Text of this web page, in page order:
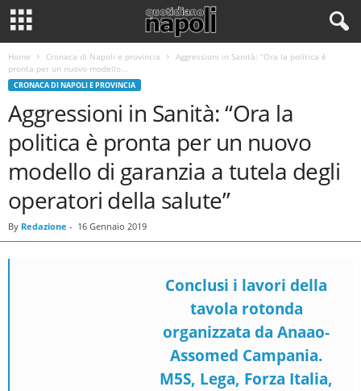
Home Cronaca di Napoli e provincia
Aggressioni in Sanità: “Ora la politica è
pronta per un nuovo modello...
CRONACA DI NAPOLI E PROVINCIA
Aggressioni in Sanità: “Ora la
politica è pronta per un nuovo
modello di garanzia a tutela degli
operatori della salute”
By Redazione - 16 Gennaio 2019
Conclusi i lavori della
tavola rotonda
organizzata da Anaao-
Assomed Campania.
M5S, Lega, Forza Italia,